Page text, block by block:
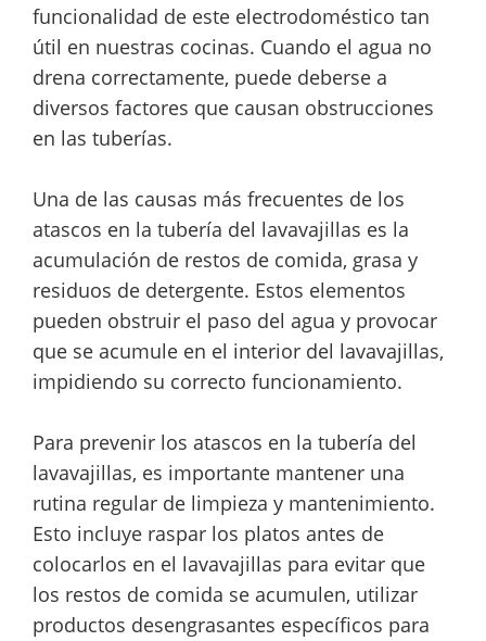
funcionalidad de este electrodoméstico tan
útil en nuestras cocinas. Cuando el agua no
drena correctamente, puede deberse a
diversos factores que causan obstrucciones
en las tuberías.
Una de las causas más frecuentes de los
atascos en la tubería del lavavajillas es la
acumulación de restos de comida, grasa y
residuos de detergente. Estos elementos
pueden obstruir el paso del agua y provocar
que se acumule en el interior del lavavajillas,
impidiendo su correcto funcionamiento.
Para prevenir los atascos en la tubería del
lavavajillas, es importante mantener una
rutina regular de limpieza y mantenimiento.
Esto incluye raspar los platos antes de
colocarlos en el lavavajillas para evitar que
los restos de comida se acumulen, utilizar
productos desengrasantes específicos para